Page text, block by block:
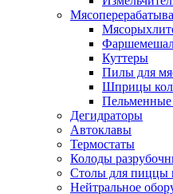
Куттеры
Пилы для
Шприцы
Пельменные
Дегидраторы
Автоклавы
Термостаты
Колоды
Столы для пиццы
Нейтральное